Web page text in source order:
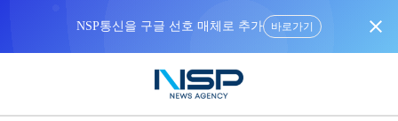
바로가기 close